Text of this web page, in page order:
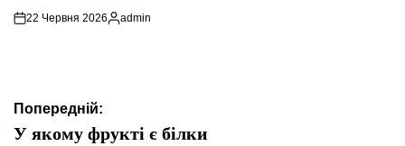
22 Червня 2026
Опубліковано
admin
Навігація
записів
Попередній:
У якому фрукті є білки